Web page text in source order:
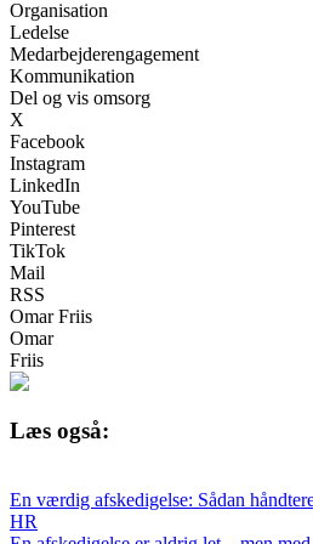
Organisation
Ledelse
Medarbejderengagement
Kommunikation
Del og vis omsorg
X
Facebook
Instagram
LinkedIn
YouTube
Pinterest
TikTok
Mail
RSS
Omar Friis
Omar
Friis
Læs også:
En værdig afskedigelse: Sådan
HR